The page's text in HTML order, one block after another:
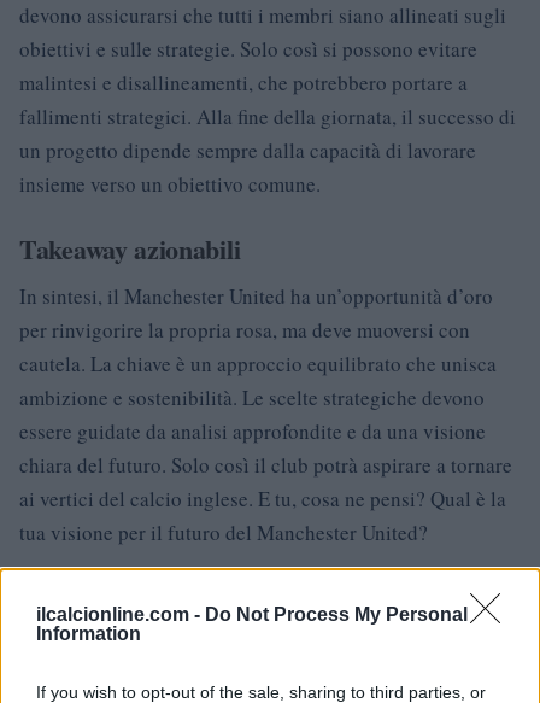
ilcalcionline.com - Do Not Process My Personal
Information
If you wish to opt-out of the sale, sharing to third parties, or
devono assicurarsi che tutti i membri siano allineati sugli
obiettivi e sulle strategie. Solo così si possono evitare
malintesi e disallineamenti, che potrebbero portare a
fallimenti strategici. Alla fine della giornata, il successo di
un progetto dipende sempre dalla capacità di lavorare
insieme verso un obiettivo comune.
Takeaway azionabili
In sintesi, il Manchester United ha un’opportunità d’oro
per rinvigorire la propria rosa, ma deve muoversi con
cautela. La chiave è un approccio equilibrato che unisca
ambizione e sostenibilità. Le scelte strategiche devono
essere guidate da analisi approfondite e da una visione
chiara del futuro. Solo così il club potrà aspirare a tornare
ai vertici del calcio inglese. E tu, cosa ne pensi? Qual è la
tua visione per il futuro del Manchester United?
AUTORE